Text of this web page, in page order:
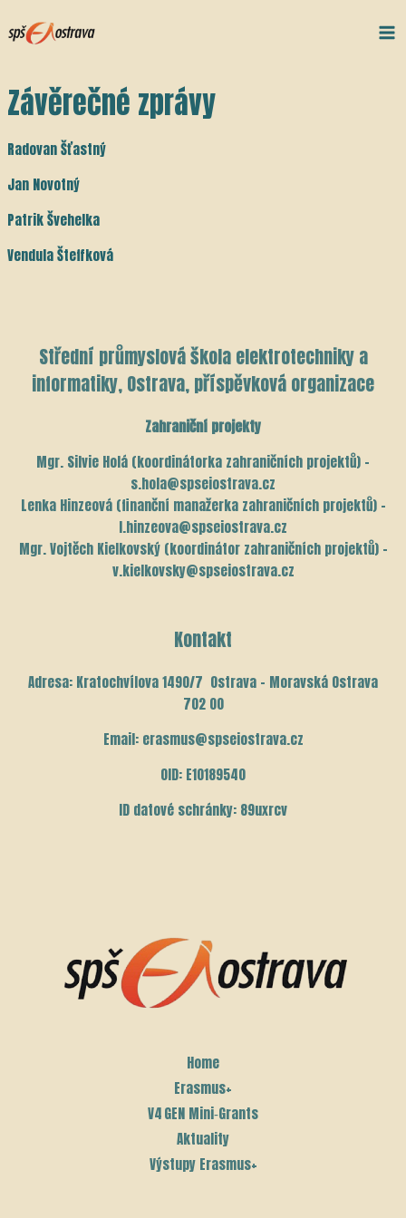
na
Závěrečné zprávy
Radovan Šťastný
Jan Novotný
Patrik Švehelka
Vendula Šteffková
navigation
Střední průmyslová škola elektrotechniky a
informatiky, Ostrava, příspěvková organizace
Zahraniční projekty
Mgr. Silvie Holá (koordinátorka zahraničních projektů) –
s.hola@spseiostrava.cz
Lenka Hinzeová (finanční manažerka zahraničních projektů) –
l.hinzeova@spseiostrava.cz
Mgr. Vojtěch Kielkovský (koordinátor zahraničních projektů) –
v.kielkovsky@spseiostrava.cz
Kontakt
Adresa: Kratochvílova 1490/7 Ostrava – Moravská Ostrava
702 00
Email: erasmus@spseiostrava.cz
OID: E10189540
ID datové schránky: 89uxrcv
Home
Erasmus+
V4 GEN Mini‑Grants
Aktuality
Výstupy Erasmus+